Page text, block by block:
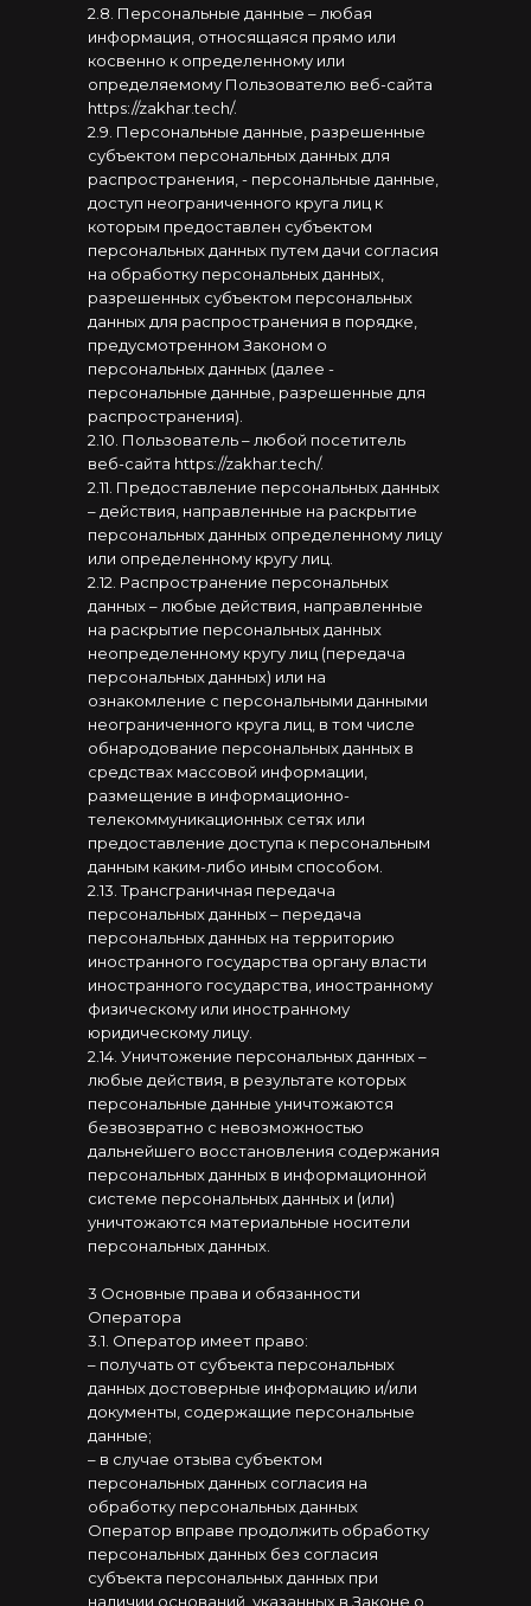
2.8. Персональные данные – любая
информация, относящаяся прямо или
косвенно к определенному или
определяемому Пользователю веб-сайта
https://zakhar.tech/.
2.9. Персональные данные, разрешенные
субъектом персональных данных для
распространения, - персональные данные,
доступ неограниченного круга лиц к
которым предоставлен субъектом
персональных данных путем дачи согласия
на обработку персональных данных,
разрешенных субъектом персональных
данных для распространения в порядке,
предусмотренном Законом о
персональных данных (далее -
персональные данные, разрешенные для
распространения).
2.10. Пользователь – любой посетитель
веб-сайта https://zakhar.tech/.
2.11. Предоставление персональных данных
– действия, направленные на раскрытие
персональных данных определенному лицу
или определенному кругу лиц.
2.12. Распространение персональных
данных – любые действия, направленные
на раскрытие персональных данных
неопределенному кругу лиц (передача
персональных данных) или на
ознакомление с персональными данными
неограниченного круга лиц, в том числе
обнародование персональных данных в
средствах массовой информации,
размещение в информационно-
телекоммуникационных сетях или
предоставление доступа к персональным
данным каким-либо иным способом.
2.13. Трансграничная передача
персональных данных – передача
персональных данных на территорию
иностранного государства органу власти
иностранного государства, иностранному
физическому или иностранному
юридическому лицу.
2.14. Уничтожение персональных данных –
любые действия, в результате которых
персональные данные уничтожаются
безвозвратно с невозможностью
дальнейшего восстановления содержания
персональных данных в информационной
системе персональных данных и (или)
уничтожаются материальные носители
персональных данных.
3 Основные права и обязанности
Оператора
3.1. Оператор имеет право:
– получать от субъекта персональных
данных достоверные информацию и/или
документы, содержащие персональные
данные;
– в случае отзыва субъектом
персональных данных согласия на
обработку персональных данных
Оператор вправе продолжить обработку
персональных данных без согласия
субъекта персональных данных при
наличии оснований, указанных в Законе о